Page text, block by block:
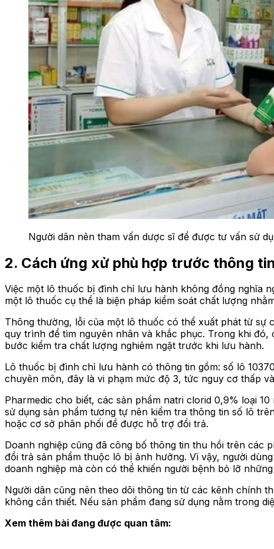
Người dân nên tham vấn dược sĩ để được tư vấn sử
2. Cách ứng xử phù hợp trước thông
Việc một lô thuốc bị đình chỉ lưu hành không đồng nghĩa
một lô thuốc cụ thể là biện pháp kiểm soát chất lượng
Thông thường, lỗi của một lô thuốc có thể xuất phát từ sự
quy trình để tìm nguyên nhân và khắc phục. Trong khi
bước kiểm tra chất lượng nghiêm ngặt trước khi lưu hành.
Lô thuốc bị đình chỉ lưu hành có thông tin gồm: số lô
chuyên môn, đây là vi phạm mức độ 3, tức nguy cơ thấp
Pharmedic cho biết, các sản phẩm natri clorid 0,9% loại
sử dụng sản phẩm tương tự nên kiểm tra thông tin số lô
hoặc cơ sở phân phối để được hỗ trợ đổi trả.
Doanh nghiệp cũng đã công bố thông tin thu hồi trên các
đổi trả sản phẩm thuộc lô bị ảnh hưởng. Vì vậy, người
doanh nghiệp mà còn có thể khiến người bệnh bỏ lỡ
Người dân cũng nên theo dõi thông tin từ các kênh chính
không cần thiết. Nếu sản phẩm đang sử dụng nằm trong
Xem thêm bài đang được quan tâm: